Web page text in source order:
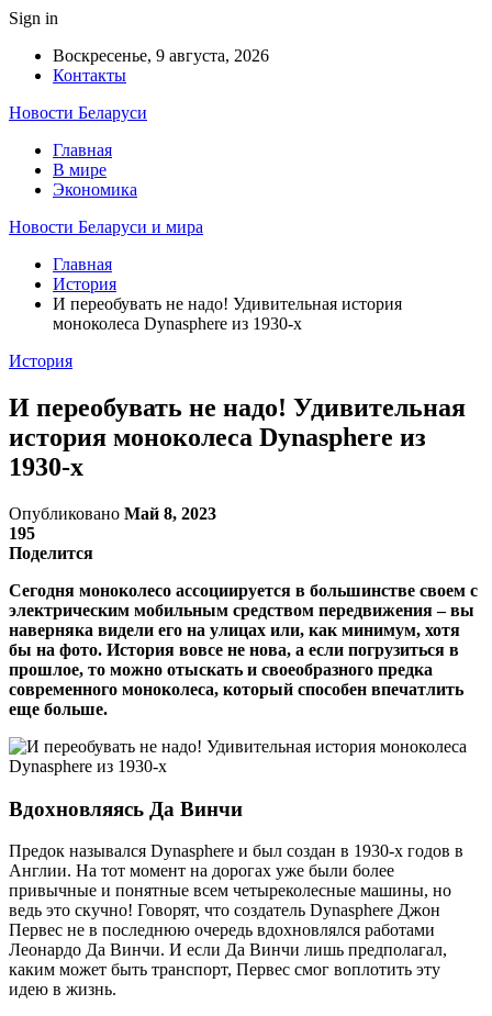
Sign in
Воскресенье, 9 августа, 2026
Контакты
Новости Беларуси
Главная
В мире
Экономика
Новости Беларуси и мира
Главная
История
И переобувать не надо! Удивительная история
моноколеса Dynasphere из 1930-х
История
И переобувать не надо! Удивительная
история моноколеса Dynasphere из
1930-х
Опубликовано Май 8, 2023
195
Поделится
Сегодня моноколесо ассоциируется в большинстве своем с
электрическим мобильным средством передвижения – вы
наверняка видели его на улицах или, как минимум, хотя
бы на фото. История вовсе не нова, а если погрузиться в
прошлое, то можно отыскать и своеобразного предка
современного моноколеса, который способен впечатлить
еще больше.
Вдохновляясь Да Винчи
Предок назывался Dynasphere и был создан в 1930-х годов в
Англии. На тот момент на дорогах уже были более
привычные и понятные всем четыреколесные машины, но
ведь это скучно! Говорят, что создатель Dynasphere Джон
Первес не в последнюю очередь вдохновлялся работами
Леонардо Да Винчи. И если Да Винчи лишь предполагал,
каким может быть транспорт, Первес смог воплотить эту
идею в жизнь.